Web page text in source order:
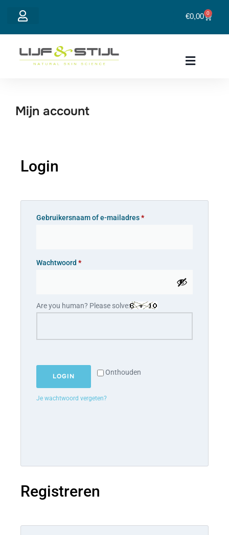
€0,00 0
Mijn account
Login
Gebruikersnaam of e-mailadres*
Wachtwoord *
Are you human? Please solve:
Onthouden
LOGIN
Je wachtwoord vergeten?
Registreren